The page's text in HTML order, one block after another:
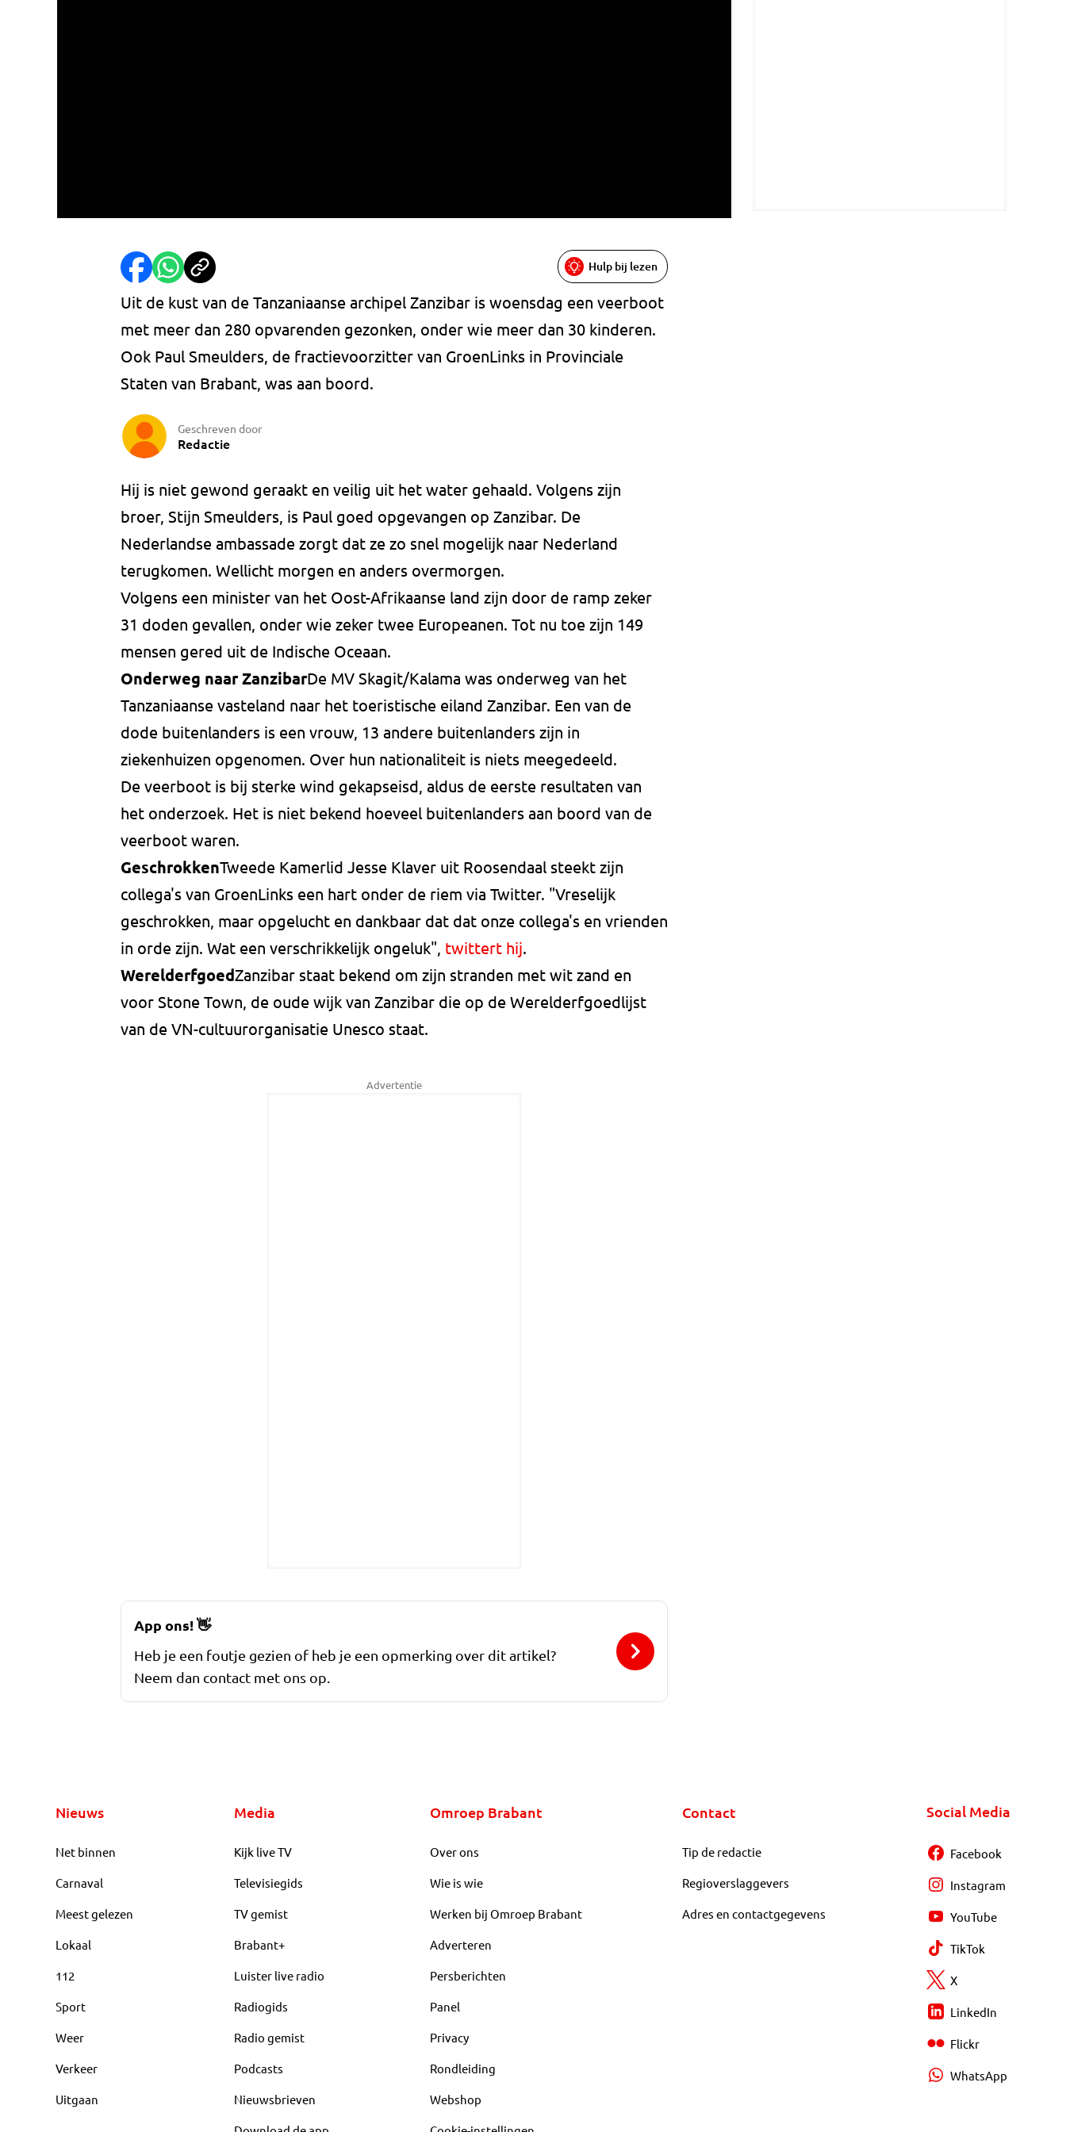
Hulp bij lezen
Uit de kust van de Tanzaniaanse archipel Zanzibar is woensdag een veerboot
met meer dan 280 opvarenden gezonken, onder wie meer dan 30 kinderen.
Ook Paul Smeulders, de fractievoorzitter van GroenLinks in Provinciale
Staten van Brabant, was aan boord.
Geschreven door
Redactie
Hij is niet gewond geraakt en veilig uit het water gehaald. Volgens zijn
broer, Stijn Smeulders, is Paul goed opgevangen op Zanzibar. De
Nederlandse ambassade zorgt dat ze zo snel mogelijk naar Nederland
terugkomen. Wellicht morgen en anders overmorgen.
Volgens een minister van het Oost-Afrikaanse land zijn door de ramp zeker
31 doden gevallen, onder wie zeker twee Europeanen. Tot nu toe zijn 149
mensen gered uit de Indische Oceaan.
Onderweg naar ZanzibarDe MV Skagit/Kalama was onderweg van het
Tanzaniaanse vasteland naar het toeristische eiland Zanzibar. Een van de
dode buitenlanders is een vrouw, 13 andere buitenlanders zijn in
ziekenhuizen opgenomen. Over hun nationaliteit is niets meegedeeld.
De veerboot is bij sterke wind gekapseisd, aldus de eerste resultaten van
het onderzoek. Het is niet bekend hoeveel buitenlanders aan boord van de
veerboot waren.
GeschrokkenTweede Kamerlid Jesse Klaver uit Roosendaal steekt zijn
collega's van GroenLinks een hart onder de riem via Twitter. "Vreselijk
geschrokken, maar opgelucht en dankbaar dat dat onze collega's en vrienden
in orde zijn. Wat een verschrikkelijk ongeluk", twittert hij.
WerelderfgoedZanzibar staat bekend om zijn stranden met wit zand en
voor Stone Town, de oude wijk van Zanzibar die op de Werelderfgoedlijst
van de VN-cultuurorganisatie Unesco staat.
Advertentie
App ons!👋
Heb je een foutje gezien of heb je een opmerking over dit artikel?
Neem dan contact met ons op.
Nieuws
Net binnen
Carnaval
Meest gelezen
Lokaal
112
Sport
Weer
Verkeer
Uitgaan
Media
Kijk live TV
Televisiegids
TV gemist
Brabant+
Luister live radio
Radiogids
Radio gemist
Podcasts
Nieuwsbrieven
Omroep Brabant
Over ons
Wie is wie
Werken bij Omroep Brabant
Adverteren
Persberichten
Panel
Privacy
Rondleiding
Webshop
Contact
Tip de redactie
Regioverslaggevers
Adres en contactgegevens
Social Media
Facebook
Instagram
YouTube
TikTok
X
LinkedIn
Flickr
WhatsApp